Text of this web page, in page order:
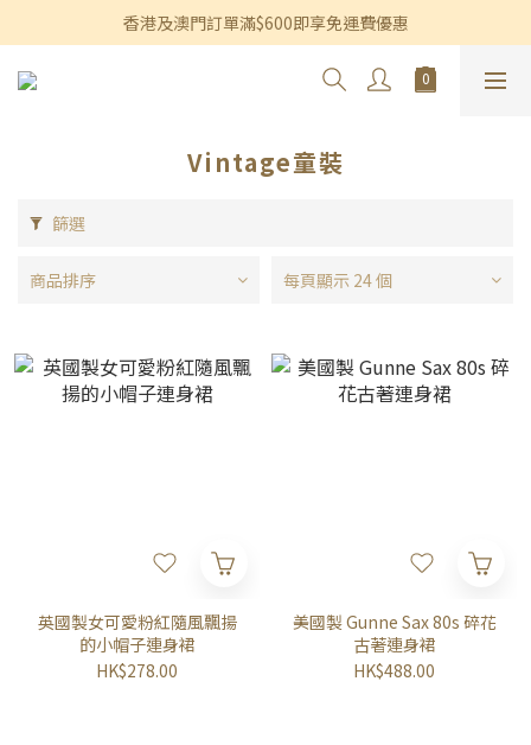
香港及澳門訂單滿$600即享免運費優惠
香港及澳門訂單滿$600即享免運費優惠
3個月內買滿$1,200可享永久九折優惠
Vintage童裝
篩選
商品排序 每頁顯示 24 個
英國製女可愛粉紅隨風飄揚
的小帽子連身裙
HK$278.00
美國製 Gunne Sax 80s 碎花
古著連身裙
HK$488.00